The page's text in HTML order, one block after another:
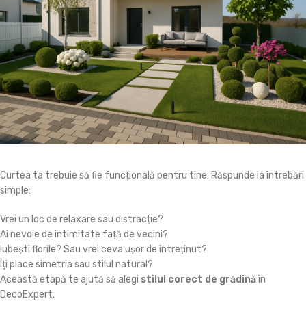
Curtea ta trebuie să fie funcțională pentru tine. Răspunde la întrebări
simple:
Vrei un loc de relaxare sau distracție?
Ai nevoie de intimitate față de vecini?
Iubești florile? Sau vrei ceva ușor de întreținut?
Îți place simetria sau stilul natural?
Această etapă te ajută să alegi stilul corect de grădinăîn
DecoExpert.